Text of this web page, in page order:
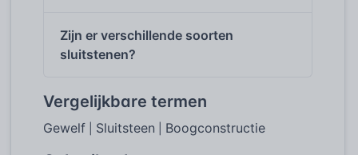
Zijn er verschillende soorten
sluitstenen?
Vergelijkbare termen
Gewelf Sluitsteen Boogconstructie